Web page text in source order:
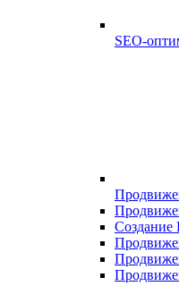
SEO-
Создание